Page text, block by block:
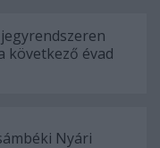
következő évad
Nyári